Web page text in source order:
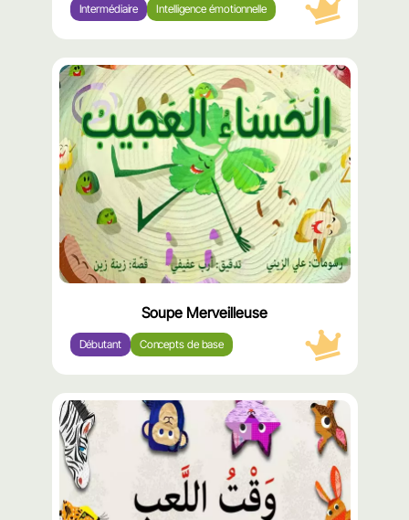
Intermédiaire Intelligence émotionnelle
محتوى
مميّز
Soupe Merveilleuse
Débutant Concepts de base
محتوى
مميّز